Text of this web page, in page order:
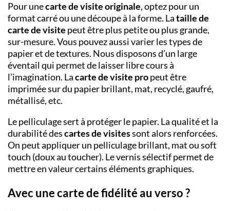
Pour unecarte de visite originale, optez pour un
format carré ou une découpe à la forme. Lataille de
carte de visite peut être plus petite ou plus grande,
sur-mesure. Vous pouvez aussi varier les types de
papier et de textures. Nous disposons d’un large
éventail qui permet de laisser libre cours à
l’imagination. Lacarte de visite propeut être
imprimée sur du papier brillant, mat, recyclé, gaufré,
métallisé, etc.
Le pelliculage sert à protéger le papier. La qualité et la
durabilité descartes de visitessont alors renforcées.
On peut appliquer un pelliculage brillant, mat ou soft
touch (doux au toucher). Le vernis sélectif permet de
mettre en valeur certains éléments graphiques.
Avec une carte de fidélité au verso ?